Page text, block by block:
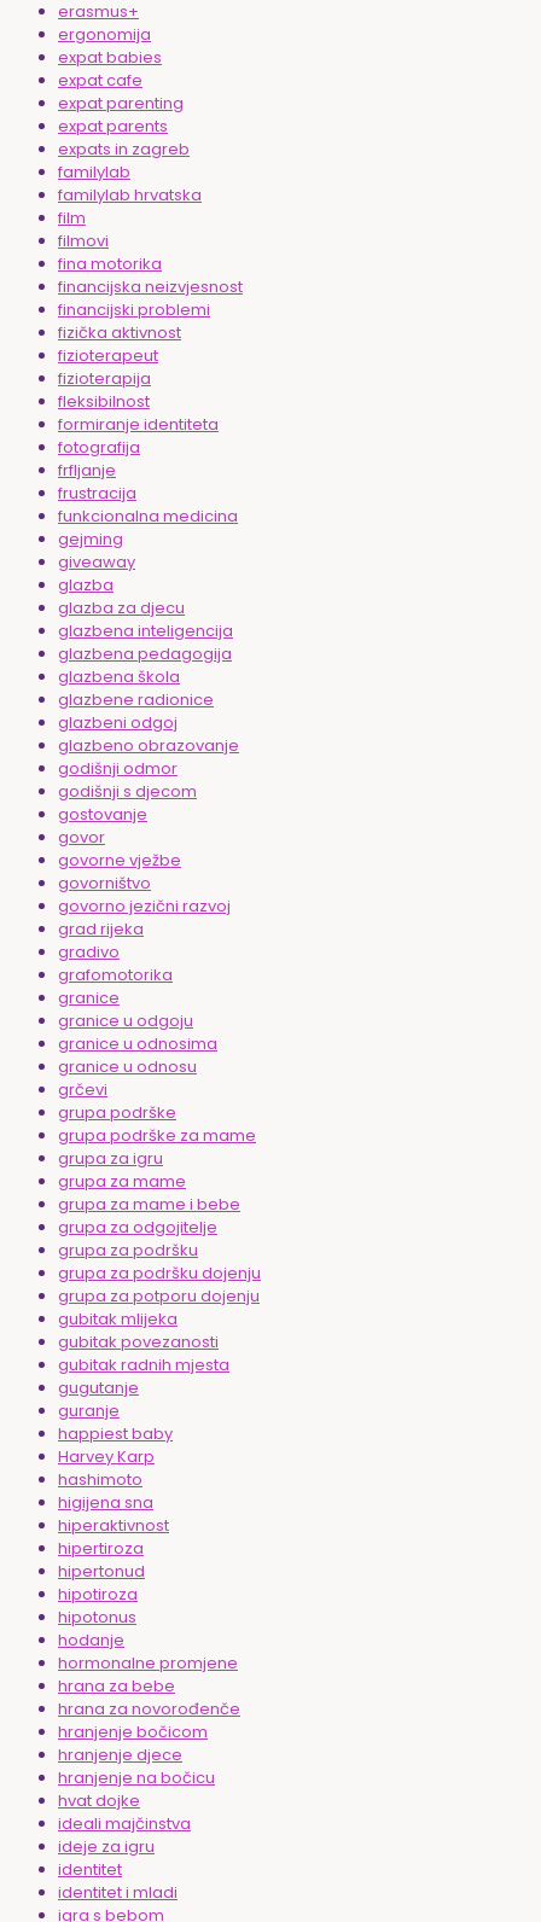
erasmus+
ergonomija
expat babies
expat cafe
expat parenting
expat parents
expats in zagreb
familylab
familylab hrvatska
film
filmovi
fina motorika
financijska neizvjesnost
financijski problemi
fizička aktivnost
fizioterapeut
fizioterapija
fleksibilnost
formiranje identiteta
fotografija
frfljanje
frustracija
funkcionalna medicina
gejming
giveaway
glazba
glazba za djecu
glazbena inteligencija
glazbena pedagogija
glazbena škola
glazbene radionice
glazbeni odgoj
glazbeno obrazovanje
godišnji odmor
godišnji s djecom
gostovanje
govor
govorne vježbe
govorništvo
govorno jezični razvoj
grad rijeka
gradivo
grafomotorika
granice
granice u odgoju
granice u odnosima
granice u odnosu
grčevi
grupa podrške
grupa podrške za mame
grupa za igru
grupa za mame
grupa za mame i bebe
grupa za odgojitelje
grupa za podršku
grupa za podršku dojenju
grupa za potporu dojenju
gubitak mlijeka
gubitak povezanosti
gubitak radnih mjesta
gugutanje
guranje
happiest baby
Harvey Karp
hashimoto
higijena sna
hiperaktivnost
hipertiroza
hipertonud
hipotiroza
hipotonus
hodanje
hormonalne promjene
hrana za bebe
hrana za novorođenče
hranjenje bočicom
hranjenje djece
hranjenje na bočicu
hvat dojke
ideali majčinstva
ideje za igru
identitet
identitet i mladi
igra s bebom